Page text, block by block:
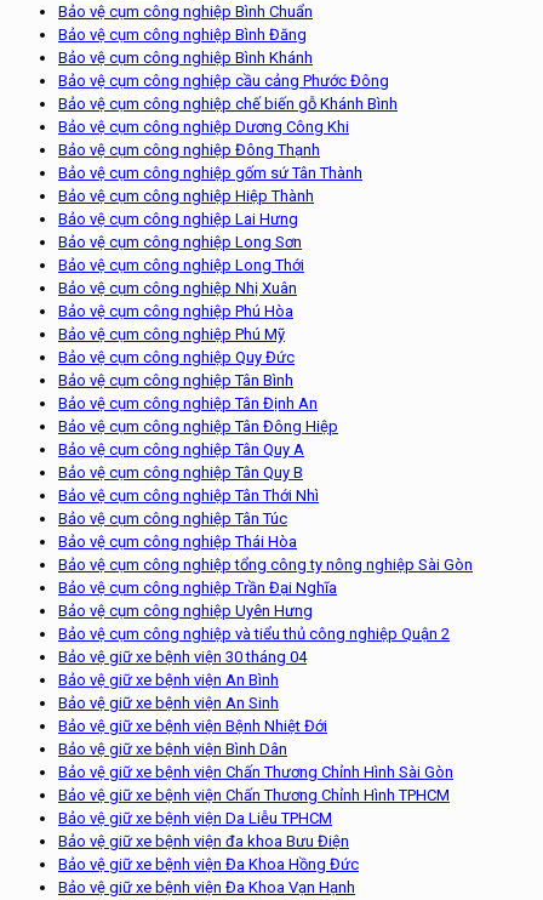
Bảo vệ cụm công nghiệp Bình Chuẩn
Bảo vệ cụm công nghiệp Bình Đăng
Bảo vệ cụm công nghiệp Bình Khánh
Bảo vệ cụm công nghiệp cầu cảng Phước Đông
Bảo vệ cụm công nghiệp chế biến gỗ Khánh Bình
Bảo vệ cụm công nghiệp Dương Công Khi
Bảo vệ cụm công nghiệp Đông Thạnh
Bảo vệ cụm công nghiệp gốm sứ Tân Thành
Bảo vệ cụm công nghiệp Hiệp Thành
Bảo vệ cụm công nghiệp Lai Hưng
Bảo vệ cụm công nghiệp Long Sơn
Bảo vệ cụm công nghiệp Long Thới
Bảo vệ cụm công nghiệp Nhị Xuân
Bảo vệ cụm công nghiệp Phú Hòa
Bảo vệ cụm công nghiệp Phú Mỹ
Bảo vệ cụm công nghiệp Quy Đức
Bảo vệ cụm công nghiệp Tân Bình
Bảo vệ cụm công nghiệp Tân Định An
Bảo vệ cụm công nghiệp Tân Đông Hiệp
Bảo vệ cụm công nghiệp Tân Quy A
Bảo vệ cụm công nghiệp Tân Quy B
Bảo vệ cụm công nghiệp Tân Thới Nhì
Bảo vệ cụm công nghiệp Tân Túc
Bảo vệ cụm công nghiệp Thái Hòa
Bảo vệ cụm công nghiệp tổng công ty nông nghiệp Sài Gòn
Bảo vệ cụm công nghiệp Trần Đại Nghĩa
Bảo vệ cụm công nghiệp Uyên Hưng
Bảo vệ cụm công nghiệp và tiểu thủ công nghiệp Quận 2
Bảo vệ giữ xe bệnh viện 30 tháng 04
Bảo vệ giữ xe bệnh viện An Bình
Bảo vệ giữ xe bệnh viện An Sinh
Bảo vệ giữ xe bệnh viện Bệnh Nhiệt Đới
Bảo vệ giữ xe bệnh viện Bình Dân
Bảo vệ giữ xe bệnh viện Chấn Thương Chỉnh Hình Sài Gòn
Bảo vệ giữ xe bệnh viện Chấn Thương Chỉnh Hình TPHCM
Bảo vệ giữ xe bệnh viện Da Liễu TPHCM
Bảo vệ giữ xe bệnh viện đa khoa Bưu Điện
Bảo vệ giữ xe bệnh viện Đa Khoa Hồng Đức
Bảo vệ giữ xe bệnh viện Đa Khoa Vạn Hạnh